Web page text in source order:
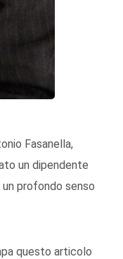
Fasanella,
un dipendente
profondo senso
questo articolo